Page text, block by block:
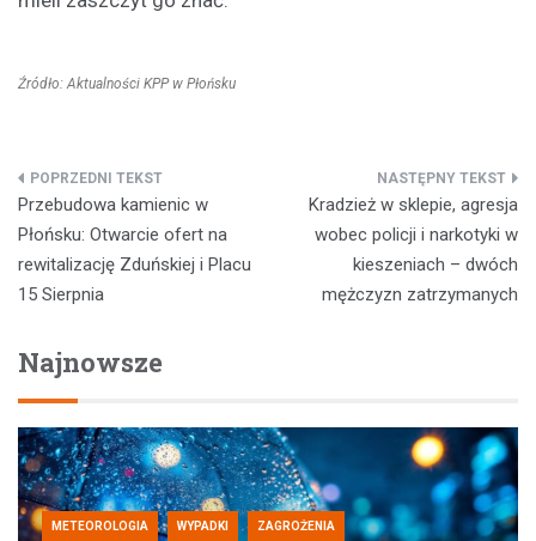
Źródło: Aktualności KPP w Płońsku
Nawigacja
wpisu
Przebudowa kamienic w
Płońsku: Otwarcie ofert na
rewitalizację Zduńskiej i Placu
15 Sierpnia
Kradzież w sklepie, agresja
wobec policji i narkotyki w
kieszeniach – dwóch
mężczyzn zatrzymanych
Najnowsze
METEOROLOGIA WYPADKI ZAGROŻENIA